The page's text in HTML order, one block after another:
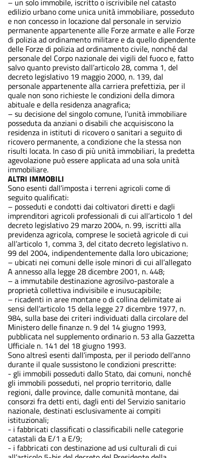
edilizio urbano come unica unità immobiliare, posseduto
e non concesso in locazione dal personale in servizio
permanente appartenente alle Forze armate e alle Forze
di polizia ad ordinamento militare e da quello dipendente
delle Forze di polizia ad ordinamento civile, nonché dal
personale del Corpo nazionale dei vigili del fuoco e, fatto
salvo quanto previsto dall’articolo 28, comma 1, del
decreto legislativo 19 maggio 2000, n. 139, dal
personale appartenente alla carriera prefettizia, per il
quale non sono richieste le condizioni della dimora
abituale e della residenza anagrafica;
– su decisione del singolo comune, l’unità immobiliare
posseduta da anziani o disabili che acquisiscono la
residenza in istituti di ricovero o sanitari a seguito di
ricovero permanente, a condizione che la stessa non
risulti locata. In caso di più unità immobiliari, la predetta
agevolazione può essere applicata ad una sola unità
immobiliare.
ALTRI IMMOBILI
Sono esenti dall’imposta i terreni agricoli come di
seguito qualificati:
– posseduti e condotti dai coltivatori diretti e dagli
imprenditori agricoli professionali di cui all’articolo 1 del
decreto legislativo 29 marzo 2004, n. 99, iscritti alla
previdenza agricola, comprese le società agricole di cui
all’articolo 1, comma 3, del citato decreto legislativo n.
99 del 2004, indipendentemente dalla loro ubicazione;
– ubicati nei comuni delle isole minori di cui all’allegato
A annesso alla legge 28 dicembre 2001, n. 448;
– a immutabile destinazione agrosilvo-pastorale a
proprietà collettiva indivisibile e inusucapibile;
– ricadenti in aree montane o di collina delimitate ai
sensi dell’articolo 15 della legge 27 dicembre 1977, n.
984, sulla base dei criteri individuati dalla circolare del
Ministero delle finanze n. 9 del 14 giugno 1993,
pubblicata nel supplemento ordinario n. 53 alla Gazzetta
Ufficiale n. 141 del 18 giugno 1993.
Sono altresì esenti dall’imposta, per il periodo dell’anno
durante il quale sussistono le condizioni prescritte:
- gli immobili posseduti dallo Stato, dai comuni, nonché
gli immobili posseduti, nel proprio territorio, dalle
regioni, dalle province, dalle comunità montane, dai
consorzi fra detti enti, dagli enti del Servizio sanitario
nazionale, destinati esclusivamente ai compiti
istituzionali;
- i fabbricati classificati o classificabili nelle categorie
catastali da E/1 a E/9;
- i fabbricati con destinazione ad usi culturali di cui